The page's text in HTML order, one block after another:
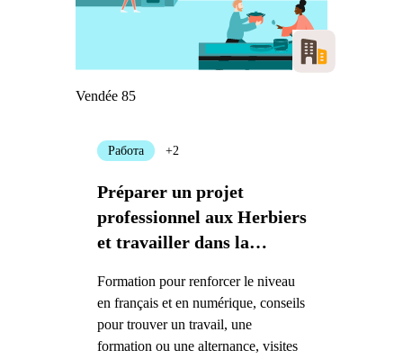
Vendée 85
Préparer un projet
professionnel aux Herbiers
et travailler dans la
Formation pour renforcer le niveau
en français et en numérique, conseils
pour trouver un travail, une
formation ou une alternance, visites
Работа +2